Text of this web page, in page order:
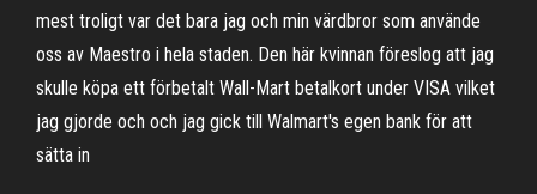
mest troligt var det bara jag och min värdbror som använde
oss av Maestro i hela staden. Den här kvinnan föreslog att jag
skulle köpa ett förbetalt Wall-Mart betalkort under VISA vilket
jag gjorde och och jag gick till Walmart's egen bank för att
sätta in